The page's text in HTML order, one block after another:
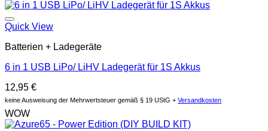
Quick View
Batterien + Ladegeräte
6 in 1 USB LiPo/ LiHV Ladegerät für 1S Akkus
12,95 €
keine Ausweisung der Mehrwertsteuer gemäß § 19 UStG + Versandkosten
WOW